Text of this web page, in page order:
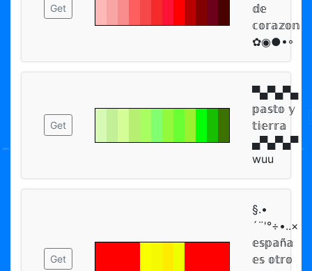
Get
𝕕𝕖
𝕔𝕠𝕣𝕒𝕫𝕠𝕟
✿◉●•◦
Get
▀▄▀▄▀▄
𝕡𝕒𝕤𝕥𝕠 𝕪
𝕥𝕚𝕖𝕣𝕣𝕒
▄▀▄▀▄▀
wuu
Get
§.•
´¨'°÷•..×
𝕖𝕤𝕡𝕒ñ𝕒
𝕖𝕤 𝕠𝕥𝕣𝕠